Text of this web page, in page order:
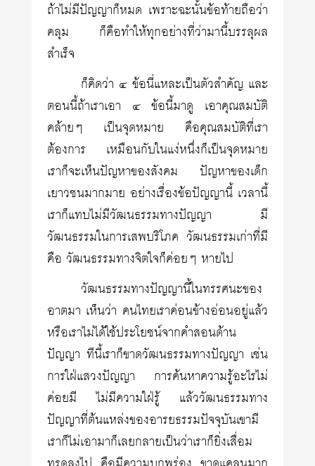
ถ้าไม่มีปัญญาก็หมด เพราะฉะนั้นข้อท้ายถือว่า
คลุม ก็คือทำให้ทุกอย่างที่ว่ามานี้บรรลุผล
สำเร็จ
ก็คิดว่า ๔ ข้อนี่แหละเป็นตัวสำคัญ และ
ตอนนี้ถ้าเราเอา ๔ ข้อนี้มาดู เอาคุณสมบัติ
คล้ายๆ เป็นจุดหมาย คือคุณสมบัติที่เรา
ต้องการ เหมือนกับในแง่หนึ่งก็เป็นจุดหมาย
เราก็จะเห็นปัญหาของสังคม ปัญหาของเด็ก
เยาวชนมากมาย อย่างเรื่องข้อปัญญานี้ เวลานี้
เราก็แทบไม่มีวัฒนธรรมทางปัญญา มี
วัฒนธรรมในการเสพบริโภค วัฒนธรรมเก่าที่มี
คือ วัฒนธรรมทางจิตใจก็ค่อยๆ หายไป
วัฒนธรรมทางปัญญานี้ในทรรศนะของ
อาตมา เห็นว่า คนไทยเราค่อนข้างอ่อนอยู่แล้ว
หรือเราไม่ได้ใช้ประโยชน์จากคำสอนด้าน
ปัญญา ทีนี้เราก็ขาดวัฒนธรรมทางปัญญา เช่น
การใฝ่แสวงปัญญา การค้นหาความรู้อะไรไม่
ค่อยมี ไม่มีความใฝ่รู้ แล้ววัฒนธรรมทาง
ปัญญาที่ต้นแหล่งของอารยธรรมปัจจุบันเขามี
เราก็ไม่เอามาก็เลยกลายเป็นว่าเราก็ยิ่งเสื่อม